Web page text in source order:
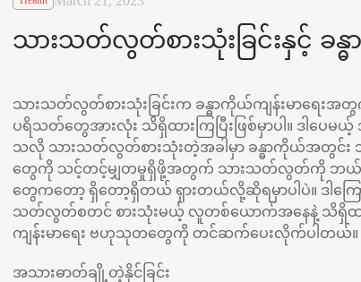
သားသတ်လွတ်စားသုံးခြင်းနှင့် ခန္
သားသတ်လွတ်စားသုံးခြင်းက ခန္ဓာကိုယ်ကျန်းမာရေး
ပရိသတ်တွေအားလုံး သိရှိထားကြပြီးဖြစ်မှာပါ။ ဒါပေမ
သလို သားသတ်လွတ်စားသုံးတဲ့အခါမှာ ခန္ဓာကိုယ်အတွင်း ဘ
တွေကို သင့်တင့်မျှတမှုရှိဖို့အတွက် သားသတ်လွတ်ကို ဘယ်လို
တွေကတော့ ရှိတော့ရှိတယ် ရှားတယ်လို့ဆိုရမှာပါပဲ။ ဒါကြေ
သတ်လွတ်စတင် စားသုံးမယ့် လူတစ်ယောက်အနေနဲ့ သိရှိထားသ
ကျန်းမာရေး ဗဟုသုတတွေကို တင်ဆက်ပေးလိုက်ပါတယ်။
အသားဓာတ်ချို့တဲ့နိုင်ခြင်း